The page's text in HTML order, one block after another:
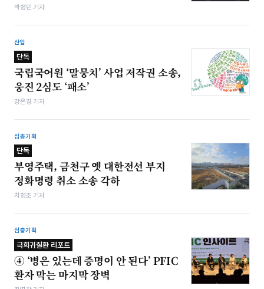
박형민 기자
산업
단독
국립국어원 ‘말뭉치’ 사업 저작권 소송,
웅진 2심도 ‘패소’
강은경 기자
심층기획
단독
부영주택, 금천구 옛 대한전선 부지
정화명령 취소 소송 각하
차형조 기자
심층기획
극희귀질환 리포트
④ ‘병은 있는데 증명이 안 된다’ PFIC
환자 막는 마지막 장벽